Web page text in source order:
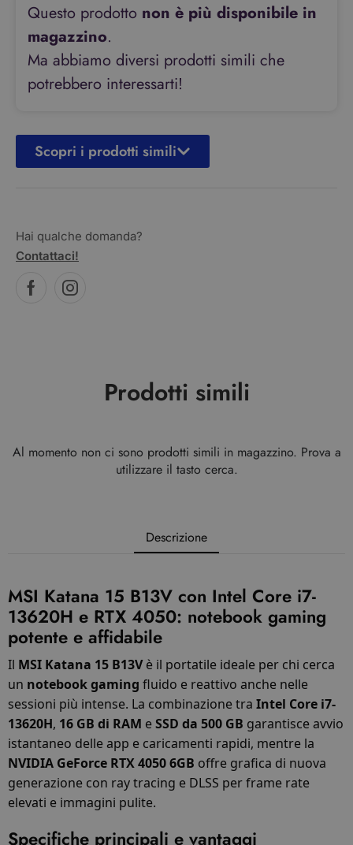
Questo prodotto non è più disponibile in
magazzino.
Ma abbiamo diversi prodotti simili che
potrebbero interessarti!
Scopri i prodotti simili
Hai qualche domanda?
Contattaci!
Prodotti simili
Al momento non ci sono prodotti simili in magazzino. Prova a
utilizzare il tasto cerca.
Descrizione
MSI Katana 15 B13V con Intel Core i7-
13620H e RTX 4050: notebook gaming
potente e affidabile
Il MSI Katana 15 B13Vè il portatile ideale per chi cerca
un notebook gaming fluido e reattivo anche nelle
sessioni più intense. La combinazione tra Intel Core i7-
13620H, 16 GB di RAM eSSD da 500 GB garantisce avvio
istantaneo delle app e caricamenti rapidi, mentre la
NVIDIA GeForce RTX 4050 6GB offre grafica di nuova
generazione con ray tracing e DLSS per frame rate
elevati e immagini pulite.
Specifiche principali e vantaggi